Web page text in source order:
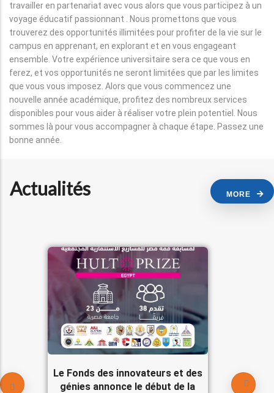
travailler en partenariat avec vous alors que vous participez à un
voyage éducatif passionnant . Nous promettons que vous
trouverez des opportunités illimitées pour profiter de la vie sur le
campus en apprenant, en explorant et en vous engageant
ensemble. Votre expérience universitaire sera ce que vous en
ferez, et vos opportunités ne seront limitées que par les limites
que vous vous imposez. Alors que vous commencez une
nouvelle année académique, profitez des nombreux services
disponibles pour vous aider à réaliser votre plein potentiel. Nous
sommes là pour vous accompagner à chaque étape. Passez une
bonne année.
Actualités MORE
Le Fonds des innovateurs et des
génies annonce le début de la